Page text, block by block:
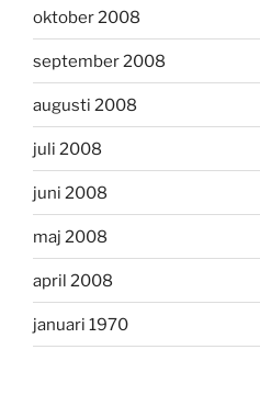
oktober 2008
september 2008
augusti 2008
juli 2008
juni 2008
maj 2008
april 2008
januari 1970